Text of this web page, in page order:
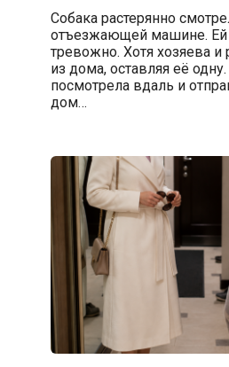
Собака растерянно
отъезжающей машине. Ей
тревожно. Хотя хозяева
из дома, оставляя её
посмотрела вдаль и
дом…